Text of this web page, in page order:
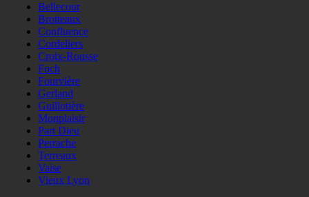
Bellecour
Brotteaux
Confluence
Cordeliers
Croix-Rousse
Foch
Fourvière
Gerland
Guillotière
Monplaisir
Part Dieu
Perrache
Terreaux
Vaise
Vieux Lyon